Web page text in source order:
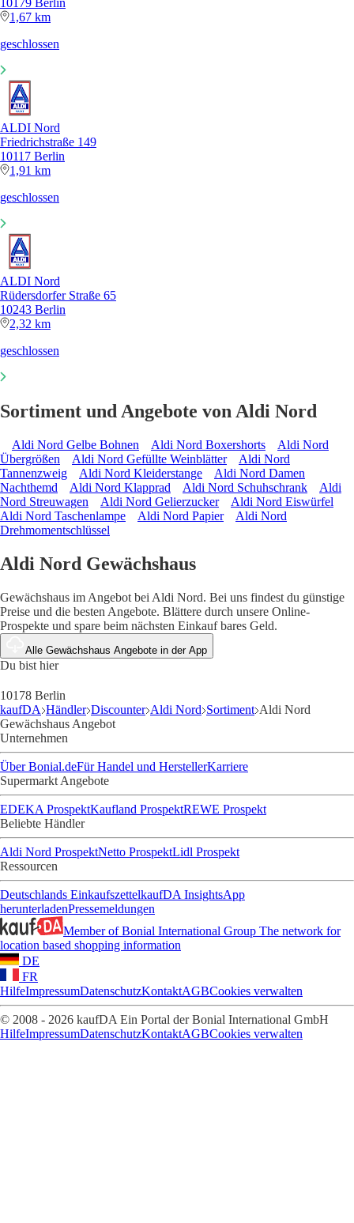
10179 Berlin
1,67 km
geschlossen
ALDI Nord
Friedrichstraße 149
10117 Berlin
1,91 km
geschlossen
ALDI Nord
Rüdersdorfer Straße 65
10243 Berlin
2,32 km
geschlossen
Sortiment und Angebote von Aldi Nord
Aldi Nord Gelbe Bohnen Aldi Nord Boxershorts
Aldi Nord
Übergrößen
Aldi Nord Gefüllte Weinblätter
Aldi Nord
Tannenzweig
Aldi Nord Kleiderstange
Aldi Nord Damen
Nachthemd
Aldi Nord Klapprad Aldi Nord Schuhschrank
Aldi
Nord Streuwagen
Aldi Nord Gelierzucker
Aldi Nord Eiswürfel
Aldi Nord Taschenlampe
Aldi Nord Papier
Aldi Nord
Drehmomentschlüssel
Aldi Nord Gewächshaus
Gewächshaus im Angebot bei Aldi Nord. Bei uns findest du günstige
Preise und die besten Angebote. Blättere durch unsere Online-
Prospekte und spare beim nächsten Einkauf bares Geld.
Alle Gewächshaus Angebote in der App
Du bist hier
10178 Berlin
kaufDA Händler Discounter Aldi Nord Sortiment Aldi Nord
Gewächshaus Angebot
Unternehmen
Über Bonial.deFür Handel und HerstellerKarriere
Supermarkt Angebote
EDEKA ProspektKaufland ProspektREWE Prospekt
Beliebte Händler
Aldi Nord ProspektNetto ProspektLidl Prospekt
Ressourcen
Deutschlands EinkaufszettelkaufDA InsightsApp
herunterladenPressemeldungen
Member of Bonial International Group The network for
location based shopping information
DE
FR
HilfeImpressumDatenschutzKontaktAGBCookies verwalten
© 2008 - 2026 kaufDA Ein Portal der Bonial International GmbH
HilfeImpressumDatenschutzKontaktAGBCookies verwalten